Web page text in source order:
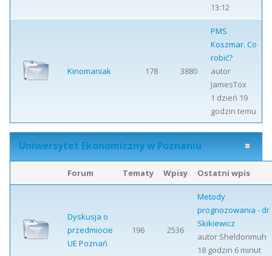
13:12
Kinomaniak 178 3880
PMS
Koszmar. Co
robić?
autor
JamesTox
1 dzień 19
godzin temu
Uniwersytet Ekonomiczny w Poznaniu
Forum Tematy Wpisy Ostatni wpis
Dyskusja o
przedmiocie
UE Poznań
196 2536
Metody
prognozowania - dr
Skikiewicz
autor Sheldonmuh
18 godzin 6 minut